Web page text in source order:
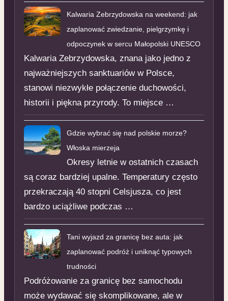
Kalwaria Zebrzydowska na weekend: jak
zaplanować zwiedzanie, pielgrzymkę i
odpoczynek w sercu Małopolski UNESCO
Kalwaria Zebrzydowska, znana jako jedno z
najważniejszych sanktuariów w Polsce,
stanowi niezwykłe połączenie duchowości,
historii i piękna przyrody. To miejsce …
Gdzie wybrać się nad polskie morze?
Włoska mierzeja
Okresy letnie w ostatnich czasach
są coraz bardziej upalne. Temperatury często
przekraczają 40 stopni Celsjusza, co jest
bardzo uciążliwe podczas …
Tani wyjazd za granicę bez auta: jak
zaplanować podróż i uniknąć typowych
trudności
Podróżowanie za granicę bez samochodu
może wydawać się skomplikowane, ale w